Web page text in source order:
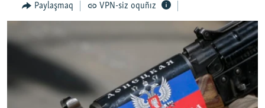
İNSAN AQLARI
SÜRET
FİKİR
Paylaşmaq VPN-siz oquñız